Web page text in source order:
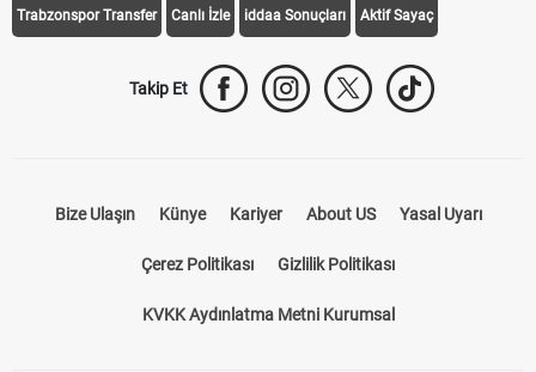
Trabzonspor Transfer Canlı İzle iddaa Sonuçları Aktif Sayaç
Takip Et
Bize Ulaşın Künye Kariyer About US Yasal Uyarı
Çerez Politikası Gizlilik Politikası
KVKK Aydınlatma Metni Kurumsal